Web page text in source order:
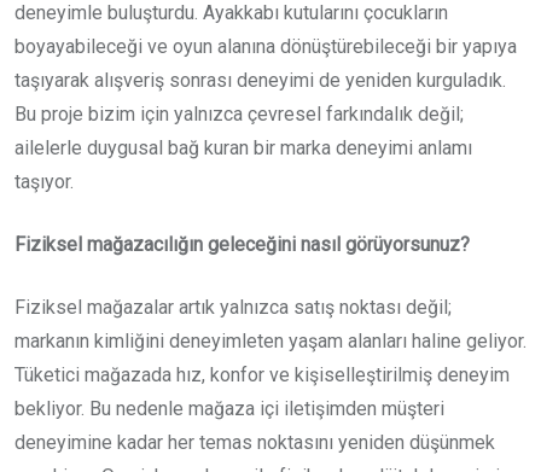
deneyimle buluşturdu. Ayakkabı kutularını çocukların
boyayabileceği ve oyun alanına dönüştürebileceği bir yapıya
taşıyarak alışveriş sonrası deneyimi de yeniden kurguladık.
Bu proje bizim için yalnızca çevresel farkındalık değil;
ailelerle duygusal bağ kuran bir marka deneyimi anlamı
taşıyor.
Fiziksel mağazacılığın geleceğini nasıl görüyorsunuz?
Fiziksel mağazalar artık yalnızca satış noktası değil;
markanın kimliğini deneyimleten yaşam alanları haline geliyor.
Tüketici mağazada hız, konfor ve kişiselleştirilmiş deneyim
bekliyor. Bu nedenle mağaza içi iletişimden müşteri
deneyimine kadar her temas noktasını yeniden düşünmek